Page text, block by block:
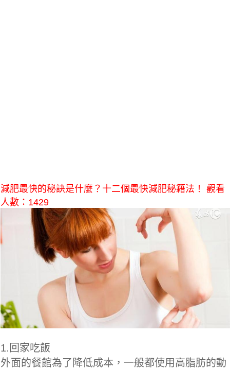
減肥最快的秘訣是什麼？十二個最快減肥秘籍法！ 觀看
人數：1429
1.回家吃飯
外面的餐館為了降低成本，一般都使用高脂肪的動